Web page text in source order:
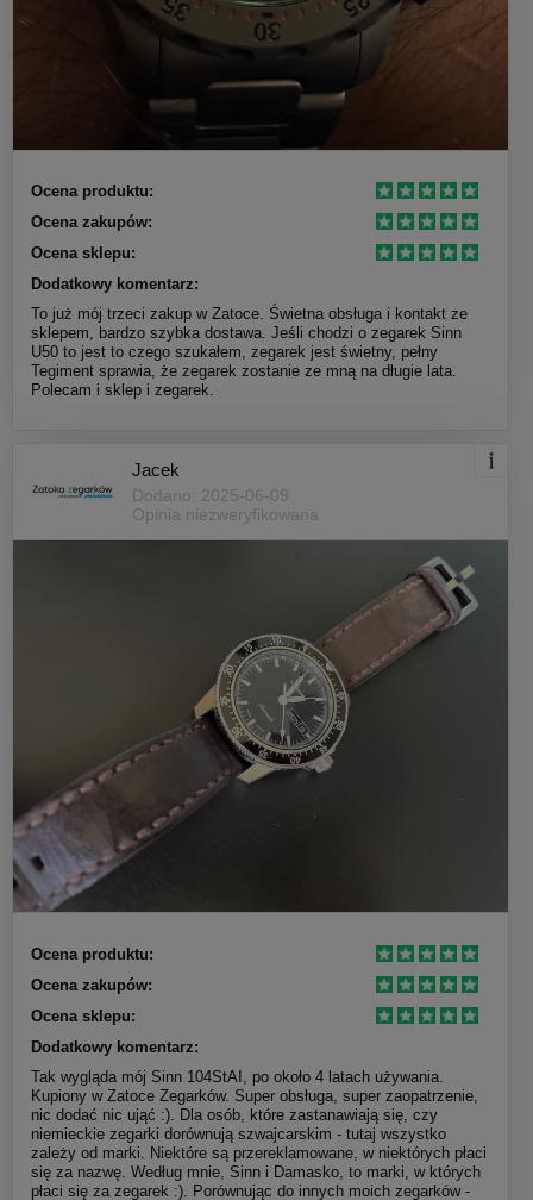
Ocena produktu:
Ocena zakupów:
Ocena sklepu:
Dodatkowy komentarz:
To już mój trzeci zakup w Zatoce. Świetna obsługa i kontakt ze
sklepem, bardzo szybka dostawa. Jeśli chodzi o zegarek Sinn
U50 to jest to czego szukałem, zegarek jest świetny, pełny
Tegiment sprawia, że zegarek zostanie ze mną na długie lata.
Polecam i sklep i zegarek.
Jacek
Dodano: 2025-06-09
Opinia niezweryfikowana
Ocena produktu:
Ocena zakupów:
Ocena sklepu:
Dodatkowy komentarz:
Tak wygląda mój Sinn 104StAI, po około 4 latach używania.
Kupiony w Zatoce Zegarków. Super obsługa, super zaopatrzenie,
nic dodać nic ująć :). Dla osób, które zastanawiają się, czy
niemieckie zegarki dorównują szwajcarskim - tutaj wszystko
zależy od marki. Niektóre są przereklamowane, w niektórych płaci
się za nazwę. Według mnie, Sinn i Damasko, to marki, w których
płaci się za zegarek :). Porównując do innych moich zegarków -